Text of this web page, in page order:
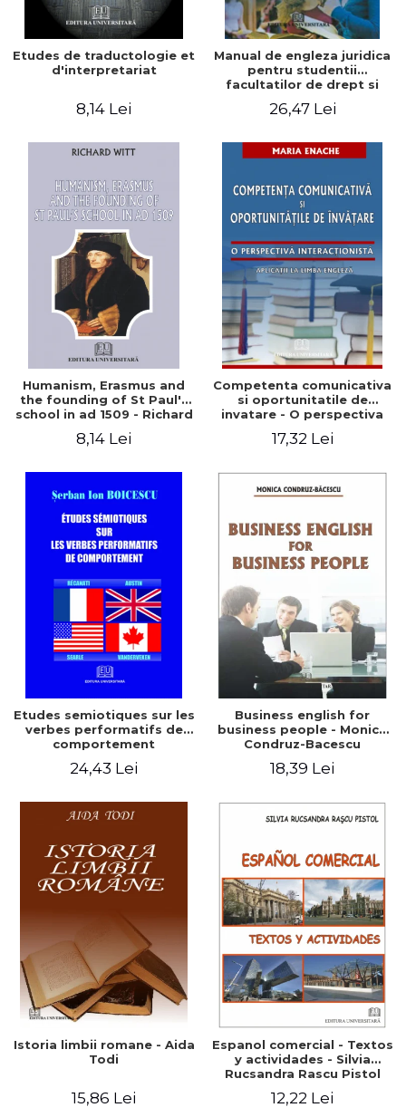
Etudes de traductologie et
d'interpretariat
8,14 Lei
Manual de engleza juridica
pentru studentii
facultatilor de drept si
Vlaicu
26,47 Lei
Humanism, Erasmus and
the founding of St Paul's
school in ad 1509 - Richard
8,14 Lei
Competenta comunicativa
si oportunitatile de
invatare - O perspectiva
limba engleza - Maria
17,32 Lei
Etudes semiotiques sur les
verbes performatifs de
comportement
24,43 Lei
Business english for
business people - Monica
Condruz-Bacescu
18,39 Lei
Istoria limbii romane - Aida
Todi
15,86 Lei
Espanol comercial - Textos
y actividades - Silvia
Rucsandra Rascu Pistol
12,22 Lei